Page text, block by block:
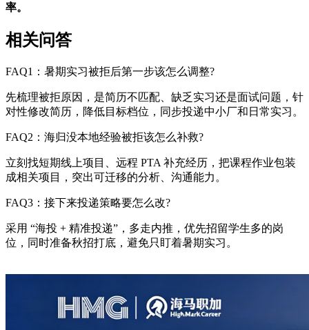
率。
相关问答
FAQ1：暑期实习被拒后第一步该怎么调整?
先梳理被拒原因，是简历不匹配、缺乏实习还是面试问题，针
对性修改简历，降低目标档位，同步投递中小厂和日常实习。
FAQ2：海归没本地经验被拒该怎么补救?
立刻找短期线上项目、远程 PTA 补充经历，把课程作业包装
成相关项目，突出可迁移的分析、沟通能力。
FAQ3：接下来投递策略要怎么改?
采用 “海投 + 精准投递”，多走内推，优先招留学生多的岗
位，同时准备秋招打底，避免只盯着暑期实习。